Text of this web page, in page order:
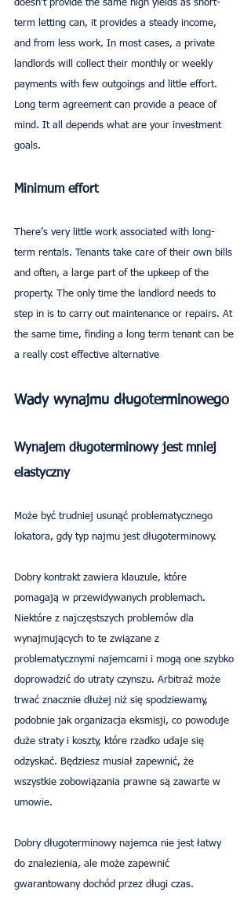
doesn’t provide the same high yields as short-
term letting can, it provides a steady income,
and from less work. In most cases, a private
landlords will collect their monthly or weekly
payments with few outgoings and little effort.
Long term agreement can provide a peace of
mind. It all depends what are your investment
goals.
Minimum effort
There’s very little work associated with long-
term rentals. Tenants take care of their own bills
and often, a large part of the upkeep of the
property. The only time the landlord needs to
step in is to carry out maintenance or repairs. At
the same time, finding a long term tenant can be
a really cost effective alternative
Wady wynajmu długoterminowego
Wynajem długoterminowy jest mniej
elastyczny
Może być trudniej usunąć problematycznego
lokatora, gdy typ najmu jest długoterminowy.
Dobry kontrakt zawiera klauzule, które
pomagają w przewidywanych problemach.
Niektóre z najczęstszych problemów dla
wynajmujących to te związane z
problematycznymi najemcami i mogą one szybko
doprowadzić do utraty czynszu. Arbitraż może
trwać znacznie dłużej niż się spodziewamy,
podobnie jak organizacja eksmisji, co powoduje
duże straty i koszty, które rzadko udaje się
odzyskać. Będziesz musiał zapewnić, że
wszystkie zobowiązania prawne są zawarte w
umowie.
Dobry długoterminowy najemca nie jest łatwy
do znalezienia, ale może zapewnić
gwarantowany dochód przez długi czas.